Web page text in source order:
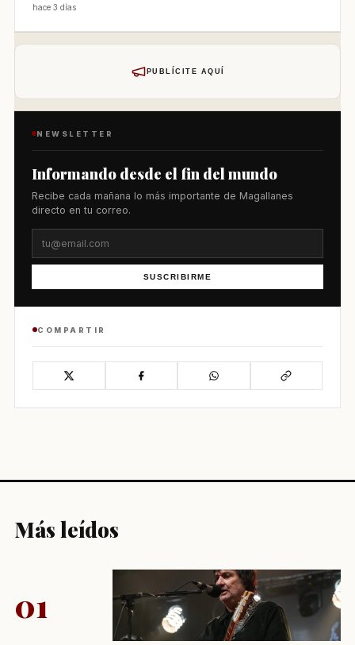
hace 3 días
PUBLÍCITE AQUÍ
NEWSLETTER
Informando desde el fin del mundo
Recibe cada mañana lo más importante de Magallanes
directo en tu correo.
SUSCRIBIRME
COMPARTIR
Más leídos
01